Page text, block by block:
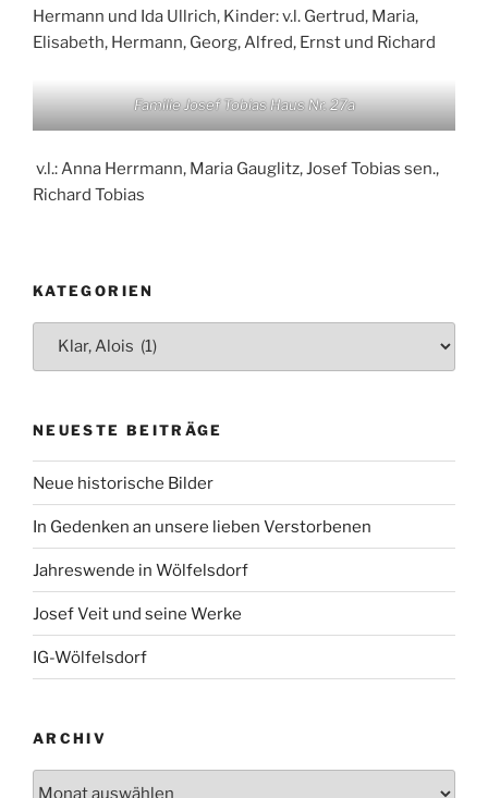
Hermann und Ida Ullrich, Kinder: v.l. Gertrud, Maria,
Elisabeth, Hermann, Georg, Alfred, Ernst und Richard
Familie Josef Tobias Haus Nr. 27a
v.l.: Anna Herrmann, Maria Gauglitz, Josef Tobias sen.,
Richard Tobias
KATEGORIEN
NEUESTE BEITRÄGE
Neue historische Bilder
In Gedenken an unsere lieben Verstorbenen
Jahreswende in Wölfelsdorf
Josef Veit und seine Werke
IG-Wölfelsdorf
ARCHIV